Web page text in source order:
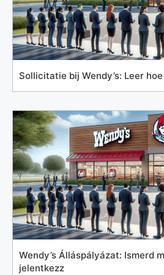
Sollicitatie bij Wendy’s: Leer
Wendy’s Álláspályázat: Ismerd
jelentkezz